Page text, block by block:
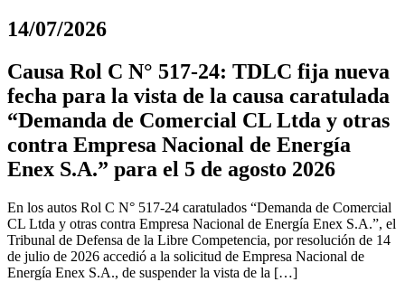
14/07/2026
Causa Rol C N° 517-24: TDLC fija nueva
fecha para la vista de la causa caratulada
“Demanda de Comercial CL Ltda y otras
contra Empresa Nacional de Energía
Enex S.A.” para el 5 de agosto 2026
En los autos Rol C N° 517-24 caratulados “Demanda de Comercial
CL Ltda y otras contra Empresa Nacional de Energía Enex S.A.”, el
Tribunal de Defensa de la Libre Competencia, por resolución de 14
de julio de 2026 accedió a la solicitud de Empresa Nacional de
Energía Enex S.A., de suspender la vista de la […]